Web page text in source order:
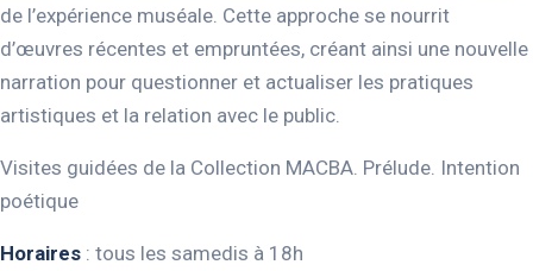
de l’expérience muséale. Cette approche se nourrit
d’œuvres récentes et empruntées, créant ainsi une nouvelle
narration pour questionner et actualiser les pratiques
artistiques et la relation avec le public.
Visites guidées de la Collection MACBA. Prélude. Intention
poétique
Horaires : tous les samedis à 18h